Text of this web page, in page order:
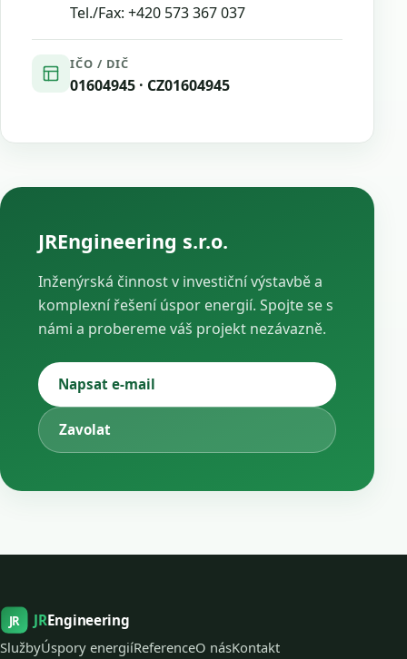
Tel./Fax: +420 573 367 037
IČO / DIČ
01604945 · CZ01604945
JREngineering s.r.o.
Inženýrská činnost v investiční výstavbě a
komplexní řešení úspor energií. Spojte se s
námi a probereme váš projekt nezávazně.
Napsat e-mail
Zavolat
JR JREngineering
SlužbyÚspory energiíReferenceO násKontakt